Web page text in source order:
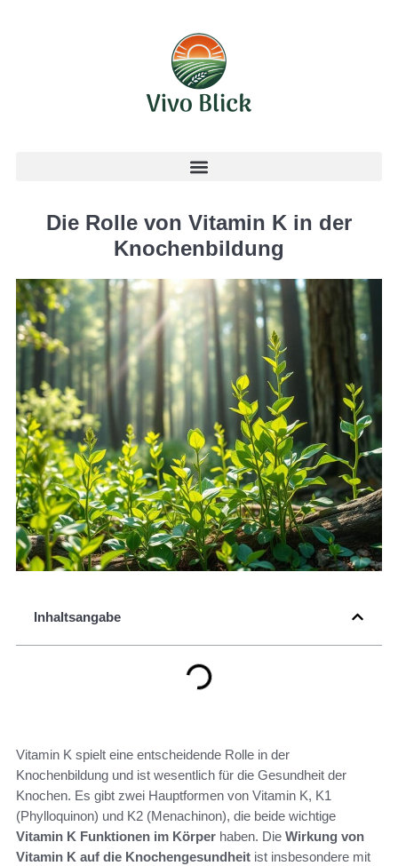
Die Rolle von Vitamin K in der
Knochenbildung
Inhaltsangabe
Vitamin K spielt eine entscheidende Rolle in der
Knochenbildung und ist wesentlich für die Gesundheit der
Knochen. Es gibt zwei Hauptformen von Vitamin K, K1
(Phylloquinon) und K2 (Menachinon), die beide wichtige
Vitamin K Funktionen im Körper haben. Die Wirkung von
Vitamin K auf die Knochengesundheit ist insbesondere mit